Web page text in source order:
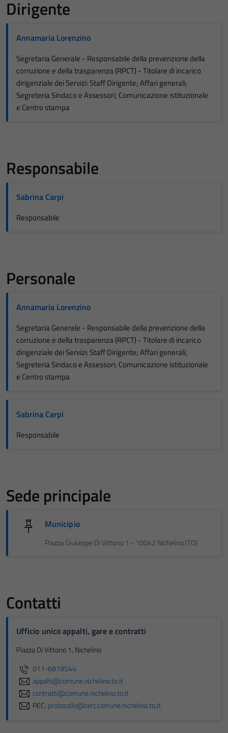
Dirigente
Annamaria Lorenzino
Segretaria Generale - Responsabile della prevenzione della
corruzione e della trasparenza (RPCT) - Titolare di incarico
dirigenziale dei Servizi: Staff Dirigente; Affari generali;
Segreteria Sindaco e Assessori; Comunicazione istituzionale
e Centro stampa
Responsabile
Sabrina Carpi
Responsabile
Personale
Annamaria Lorenzino
Segretaria Generale - Responsabile della prevenzione della
corruzione e della trasparenza (RPCT) - Titolare di incarico
dirigenziale dei Servizi: Staff Dirigente; Affari generali;
Segreteria Sindaco e Assessori; Comunicazione istituzionale
e Centro stampa
Sabrina Carpi
Responsabile
Sede principale
Municipio
Piazza Giuseppe Di Vittorio 1 - 10042 Nichelino (TO)
Contatti
Ufficio unico appalti, gare e contratti
Piazza Di Vittorio 1, Nichelino
011-6819544
appalti@comune.nichelino.to.it
contratti@comune.nichelino.to.it
PEC: protocollo@cert.comune.nichelino.to.it